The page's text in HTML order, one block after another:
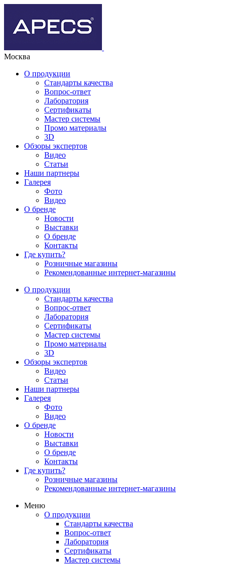
Москва
О продукции
Стандарты качества
Вопрос-ответ
Лаборатория
Сертификаты
Мастер системы
Промо материалы
3D
Обзоры экспертов
Видео
Статьи
Наши партнеры
Галерея
Фото
Видео
О бренде
Новости
Выставки
О бренде
Контакты
Где купить?
Розничные магазины
Рекомендованные интернет-магазины
О продукции
Стандарты качества
Вопрос-ответ
Лаборатория
Сертификаты
Мастер системы
Промо материалы
3D
Обзоры экспертов
Видео
Статьи
Наши партнеры
Галерея
Фото
Видео
О бренде
Новости
Выставки
О бренде
Контакты
Где купить?
Розничные магазины
Рекомендованные интернет-магазины
Меню
О продукции
Стандарты качества
Вопрос-ответ
Лаборатория
Сертификаты
Мастер системы